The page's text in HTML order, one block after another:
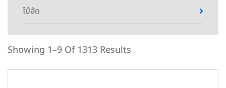
ไม้อัด
Showing 1–9 Of 1313 Results